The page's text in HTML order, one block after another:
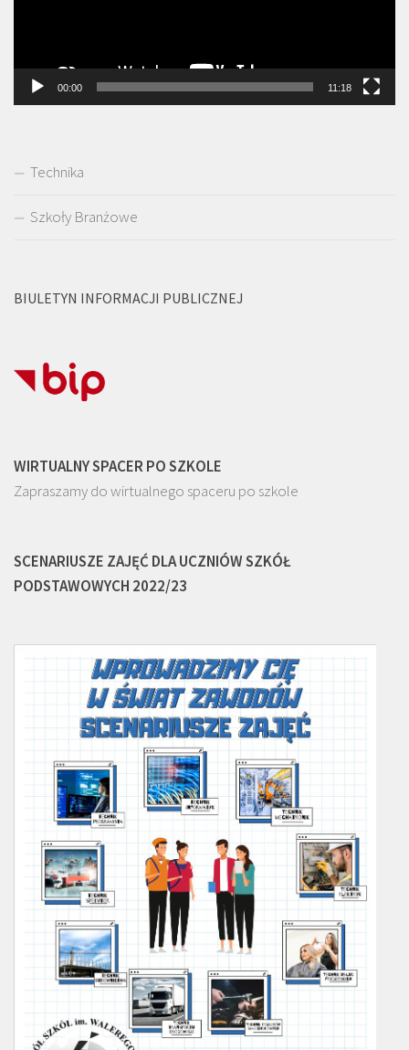
00:00 11:18
Technika
Szkoły Branżowe
BIULETYN INFORMACJI PUBLICZNEJ
WIRTUALNY SPACER PO SZKOLE
Zapraszamy do wirtualnego spaceru po szkole
SCENARIUSZE ZAJĘĆ DLA UCZNIÓW SZKÓŁ
PODSTAWOWYCH 2022/23